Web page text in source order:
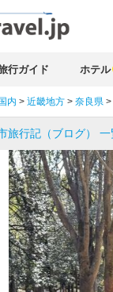
行ガイド ホテル
国内 > 近畿地方 > 奈良県 >
旅行記（ブログ） 一